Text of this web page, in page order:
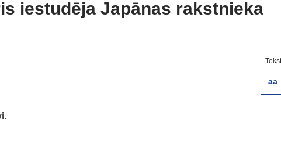
iestudēja Japānas rakstnieka
aa